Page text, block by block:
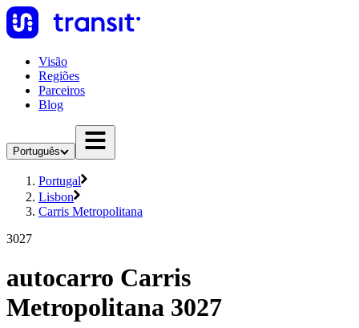
Visão
Regiões
Parceiros
Blog
Português
Portugal
Lisbon
Carris Metropolitana
3027
autocarro Carris
Metropolitana 3027